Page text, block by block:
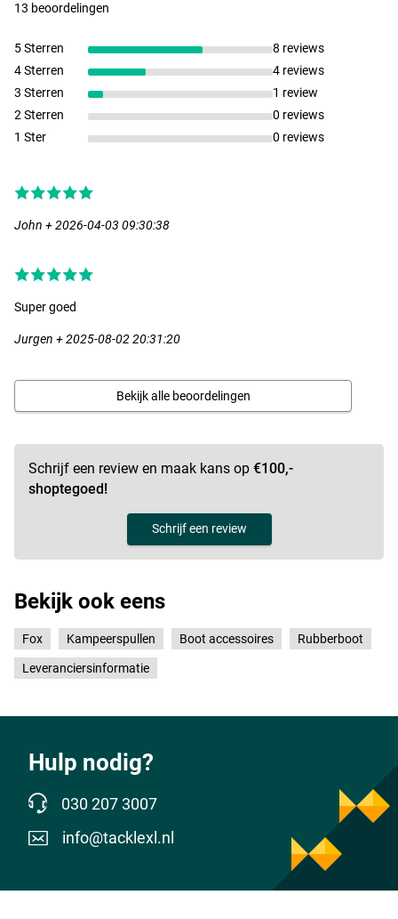
13 beoordelingen
5 Sterren
8 reviews
4 Sterren
4 reviews
3 Sterren
1 review
2 Sterren
0 reviews
1 Ster
0 reviews
John + 2026-04-03 09:30:38
Super goed
Jurgen + 2025-08-02 20:31:20
Bekijk alle beoordelingen
Schrijf een review en maak kans op €100,-
shoptegoed!
Schrijf een review
Bekijk ook eens
Fox Kampeerspullen Boot accessoires Rubberboot
Leveranciersinformatie
Hulp nodig?
030 207 3007
info@tacklexl.nl